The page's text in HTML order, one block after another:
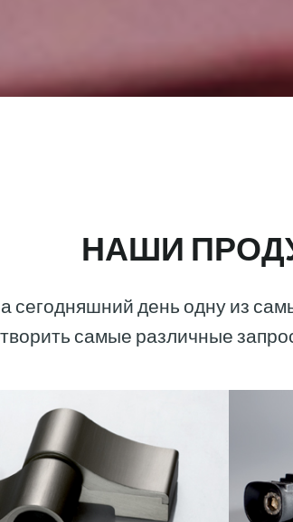
НАШИ
сегодняшний день одну из
самые различные